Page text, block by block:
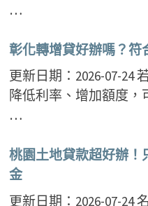
…
彰化轉增貸好辦嗎？符
更新日期：2026-07-24
降低利率、增加額度
…
桃園土地貸款超好辦！
金
更新日期：2026-07-24